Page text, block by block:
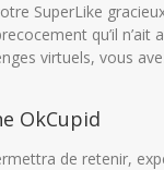
SuperLike
qu’il n’ait
virtuels, vous
OkCupid
de retenir,
2006
PNS